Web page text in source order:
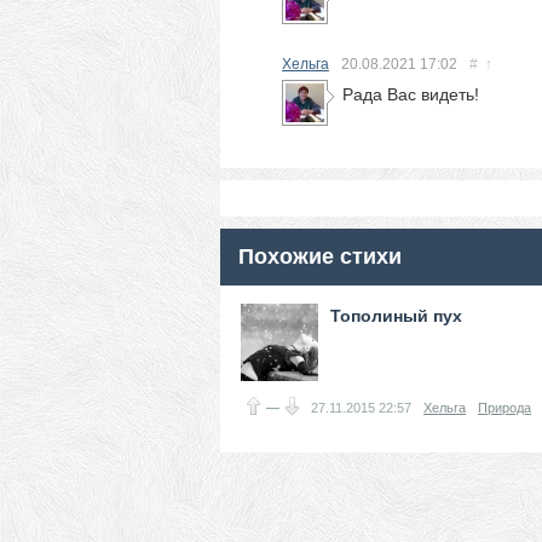
Хельга 20.08.2021 17:02 # ↑
Рада Вас видеть!
Похожие стихи
Тополиный пух
— 27.11.2015 22:57 Хельга Природа